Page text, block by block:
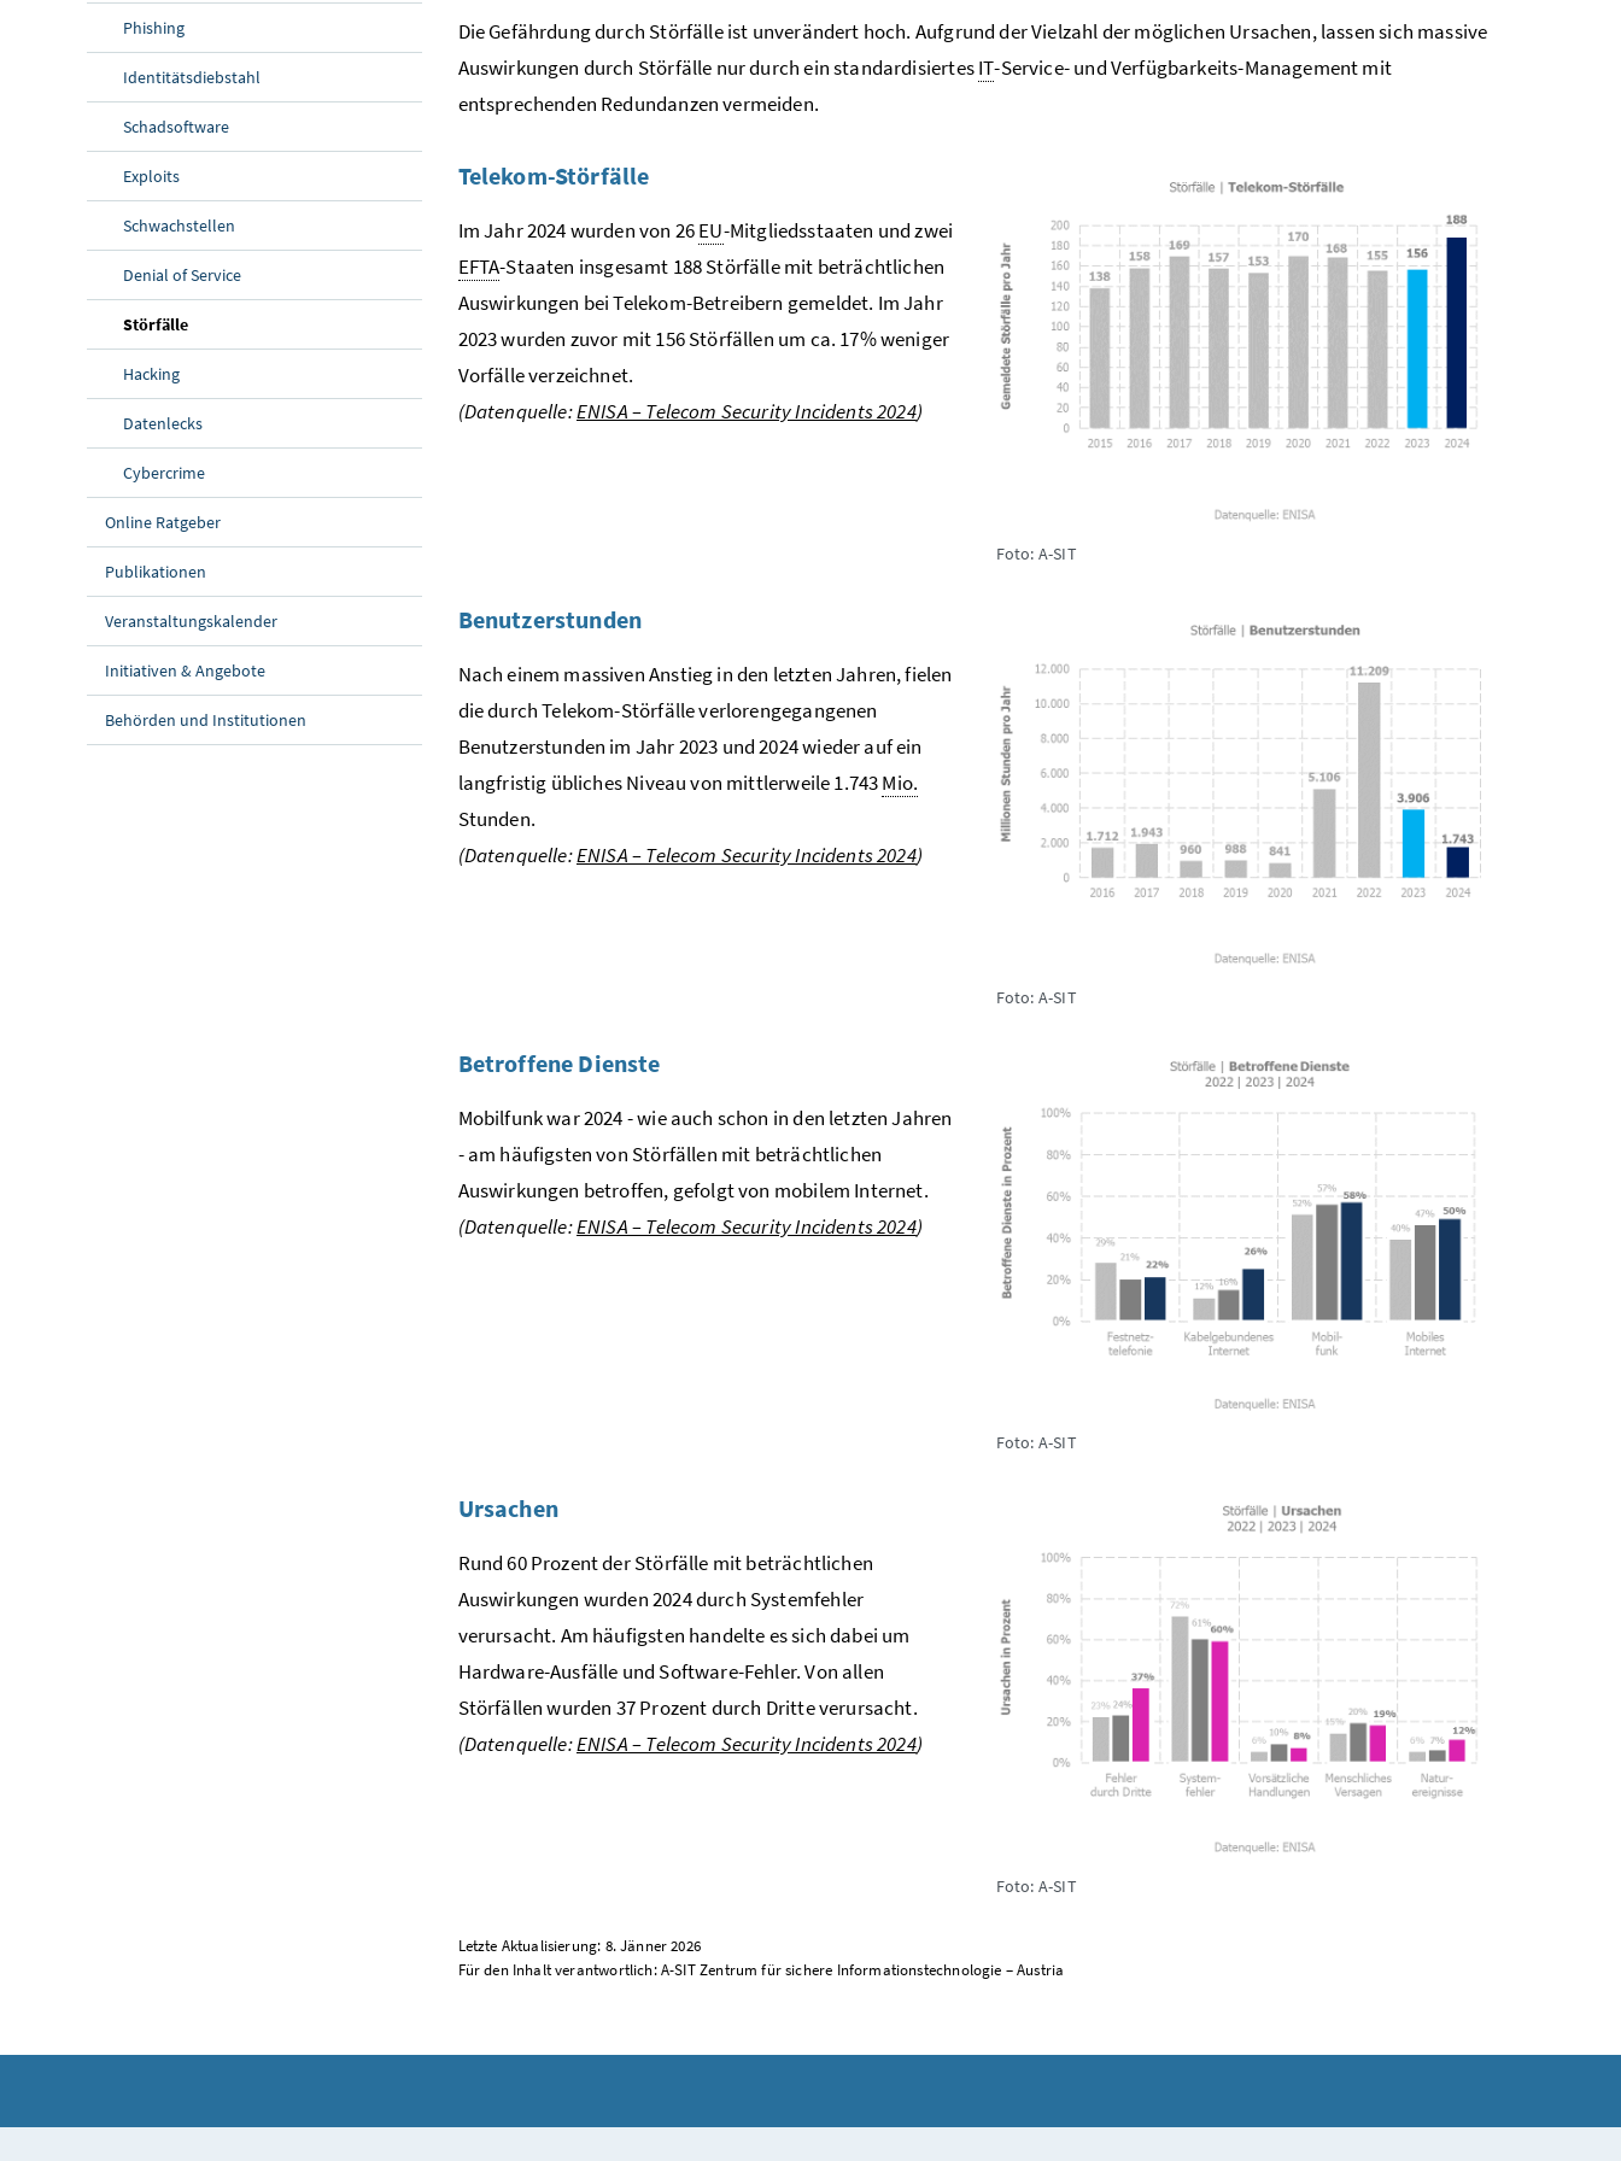
Phishing
Identitätsdiebstahl
Schadsoftware
Exploits
Schwachstellen
Denial of Service
Störfälle(aktuelle Seite)
Hacking
Datenlecks
Cybercrime
Online Ratgeber
Publikationen
Veranstaltungskalender
Initiativen & Angebote
Behörden und Institutionen
Die Gefährdung durch Störfälle ist unverändert hoch. Aufgrund der Vielzahl der möglichen Ursachen, lassen sich massive
Auswirkungen durch Störfälle nur durch ein standardisiertesIT-Service- und Verfügbarkeits-Management mit
entsprechenden Redundanzen vermeiden.
Foto: A-SIT
Telekom-Störfälle
Im Jahr 2024 wurden von 26EU-Mitgliedsstaaten und zwei
EFTA-Staaten insgesamt 188 Störfälle mit beträchtlichen
Auswirkungen bei Telekom-Betreibern gemeldet. Im Jahr
2023 wurden zuvor mit 156 Störfällen um ca. 17% weniger
Vorfälle verzeichnet.
(Datenquelle:ENISA – Telecom Security Incidents 2024)
Foto: A-SIT
Benutzerstunden
Nach einem massiven Anstieg in den letzten Jahren, fielen
die durch Telekom-Störfälle verlorengegangenen
Benutzerstunden im Jahr 2023 und 2024 wieder auf ein
langfristig übliches Niveau von mittlerweile 1.743Mio.
Stunden.
(Datenquelle:ENISA – Telecom Security Incidents 2024)
Foto: A-SIT
Betroffene Dienste
Mobilfunk war 2024 - wie auch schon in den letzten Jahren
- am häufigsten von Störfällen mit beträchtlichen
Auswirkungen betroffen, gefolgt von mobilem Internet.
(Datenquelle:ENISA – Telecom Security Incidents 2024)
Foto: A-SIT
Ursachen
Rund 60 Prozent der Störfälle mit beträchtlichen
Auswirkungen wurden 2024 durch Systemfehler
verursacht. Am häufigsten handelte es sich dabei um
Hardware-Ausfälle und Software-Fehler. Von allen
Störfällen wurden 37 Prozent durch Dritte verursacht.
(Datenquelle:ENISA – Telecom Security Incidents 2024)
Letzte Aktualisierung: 8. Jänner 2026
Für den Inhalt verantwortlich: A-SIT Zentrum für sichere Informationstechnologie – Austria